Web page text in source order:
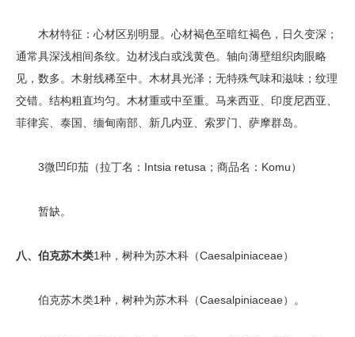
木材特征：心材区别明显。心材褐色至暗红褐色，日久变深；
通常具深浅相间条纹。边材浅白或浅黄色。轴向薄壁组织肉眼略
见，数多。木射线稀至中。木材具光泽；无特殊气味和滋味；纹理
交错。结构粗直均匀。木材重或中至重。马来西亚、印度尼西亚、
菲律宾、泰国、缅甸南部、新几内亚、索罗门、萨摩群岛。
3微凹印茄（拉丁名：Intsia retusa；商品名：Komu）
暂缺。
八、伯克苏木类1种，树种为苏木科（Caesalpiniaceae）
伯克苏木类1种，树种为苏木科（Caesalpiniaceae）。